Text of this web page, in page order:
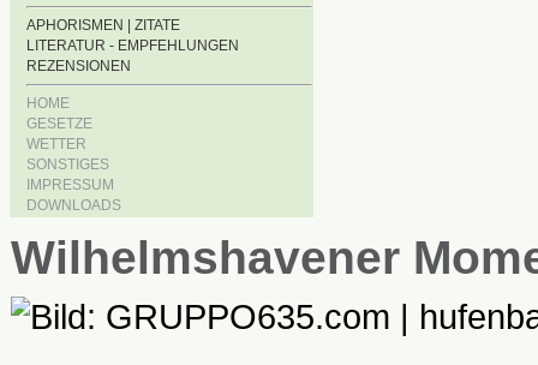
APHORISMEN | ZITATE
LITERATUR - EMPFEHLUNGEN
REZENSIONEN
HOME
GESETZE
WETTER
SONSTIGES
IMPRESSUM
DOWNLOADS
Wilhelmshavener